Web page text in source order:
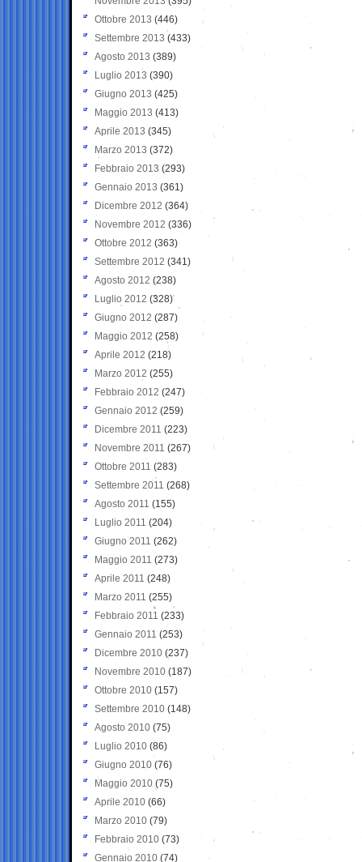
Ottobre 2013 (446)
Settembre 2013 (433)
Agosto 2013 (389)
Luglio 2013 (390)
Giugno 2013 (425)
Maggio 2013 (413)
Aprile 2013 (345)
Marzo 2013 (372)
Febbraio 2013 (293)
Gennaio 2013 (361)
Dicembre 2012 (364)
Novembre 2012 (336)
Ottobre 2012 (363)
Settembre 2012 (341)
Agosto 2012 (238)
Luglio 2012 (328)
Giugno 2012 (287)
Maggio 2012 (258)
Aprile 2012 (218)
Marzo 2012 (255)
Febbraio 2012 (247)
Gennaio 2012 (259)
Dicembre 2011 (223)
Novembre 2011 (267)
Ottobre 2011 (283)
Settembre 2011 (268)
Agosto 2011 (155)
Luglio 2011 (204)
Giugno 2011 (262)
Maggio 2011 (273)
Aprile 2011 (248)
Marzo 2011 (255)
Febbraio 2011 (233)
Gennaio 2011 (253)
Dicembre 2010 (237)
Novembre 2010 (187)
Ottobre 2010 (157)
Settembre 2010 (148)
Agosto 2010 (75)
Luglio 2010 (86)
Giugno 2010 (76)
Maggio 2010 (75)
Aprile 2010 (66)
Marzo 2010 (79)
Febbraio 2010 (73)
Gennaio 2010 (74)